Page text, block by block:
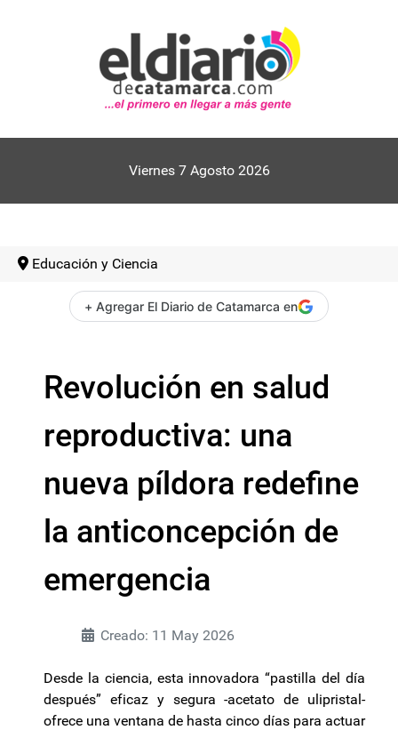
Viernes 7 Agosto 2026
Educación y Ciencia
+ Agregar El Diario de Catamarca en
Revolución en salud
reproductiva: una
nueva píldora redefine
la anticoncepción de
emergencia
Creado: 11 May 2026
Desde la ciencia, esta innovadora “pastilla del día
después” eficaz y segura -acetato de ulipristal-
ofrece una ventana de hasta cinco días para actuar